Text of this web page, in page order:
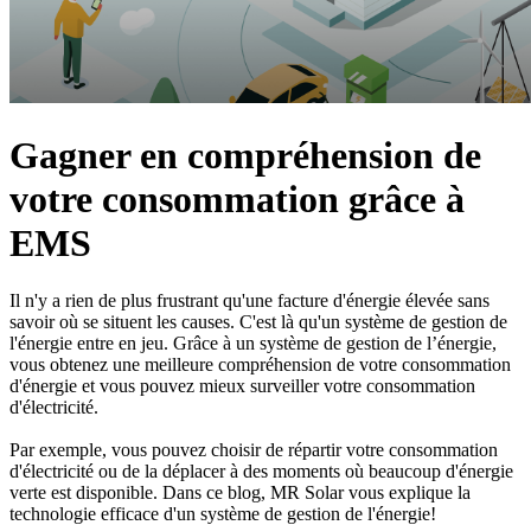
Gagner en compréhension de
votre consommation grâce à
EMS
Il n'y a rien de plus frustrant qu'une facture d'énergie élevée sans
savoir où se situent les causes. C'est là qu'un système de gestion de
l'énergie entre en jeu. Grâce à un système de gestion de l’énergie,
vous obtenez une meilleure compréhension de votre consommation
d'énergie et vous pouvez mieux surveiller votre consommation
d'électricité.
Par exemple, vous pouvez choisir de répartir votre consommation
d'électricité ou de la déplacer à des moments où beaucoup d'énergie
verte est disponible. Dans ce blog, MR Solar vous explique la
technologie efficace d'un système de gestion de l'énergie!